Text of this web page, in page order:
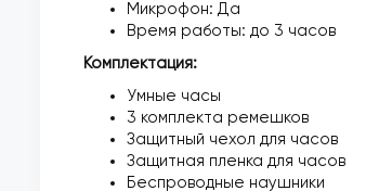
Микрофон: Да
Время работы: до 3 часов
Комплектация:
Умные часы
3 комплекта ремешков
Защитный чехол для часов
Защитная пленка для часов
Беспроводные наушники